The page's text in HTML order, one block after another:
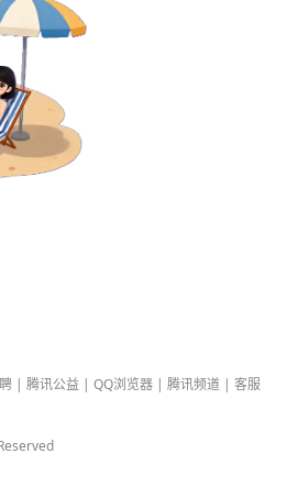
| 腾讯公益 | QQ浏览器 | 腾讯频道 | 客服